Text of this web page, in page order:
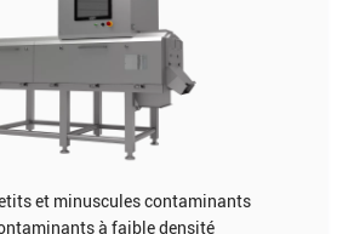
et minuscules contaminants
à faible densité